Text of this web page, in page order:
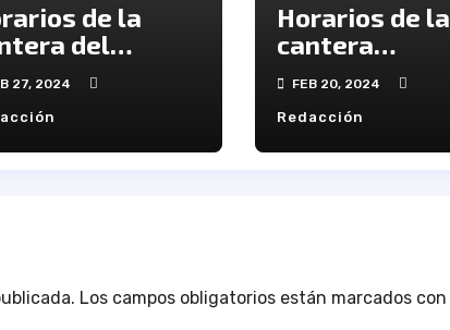
de la
del
27, 2024
Horarios de la
cantera
recreativista
FEB 20, 2024
Redacción
Los campos obligatorios están marcados con